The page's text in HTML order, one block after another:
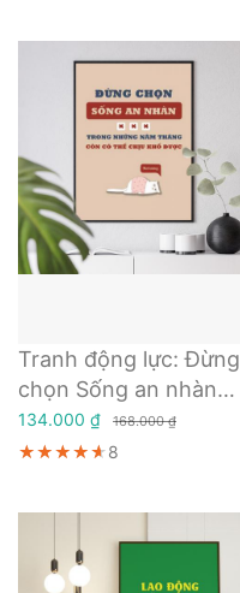
Tranh động lực: Đừng
chọn Sống an nhàn
trong những năm
tháng còn có thể chịu
134.000 ₫ 168.000 ₫
★★★★★
★★★★★
★★★★★8